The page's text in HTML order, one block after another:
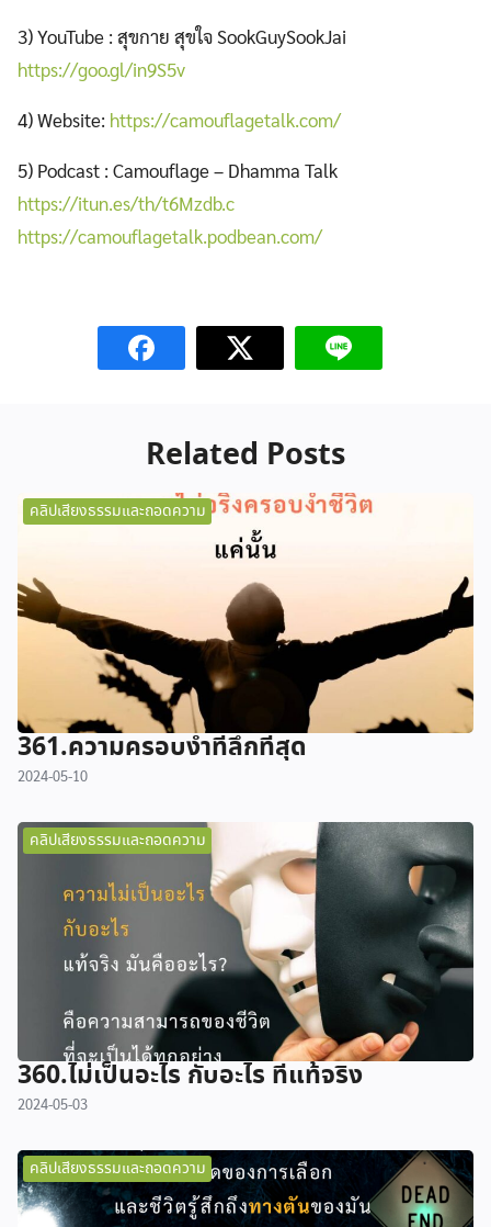
3) YouTube : สุขกาย สุขใจ SookGuySookJai
https://goo.gl/in9S5v
4) Website: https://camouflagetalk.com/
5) Podcast : Camouflage – Dhamma Talk
https://itun.es/th/t6Mzdb.c
https://camouflagetalk.podbean.com/
Related Posts
คลิปเสียงธรรมและถอดความ
361.ความครอบงำที่ลึกที่สุด
2024-05-10
คลิปเสียงธรรมและถอดความ
360.ไม่เป็นอะไร กับอะไร ที่แท้จริง
2024-05-03
คลิปเสียงธรรมและถอดความ